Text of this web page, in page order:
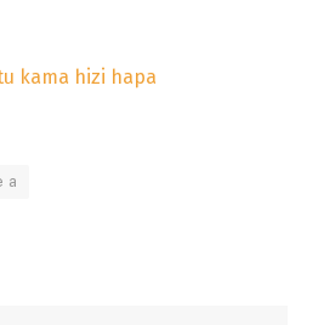
kama hizi hapa
a